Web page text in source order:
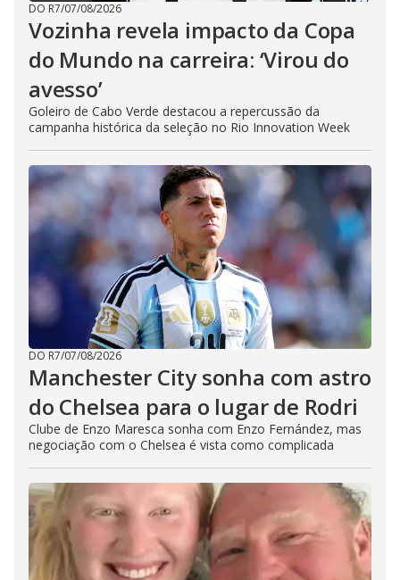
DO R7/07/08/2026
Vozinha revela impacto da Copa
do Mundo na carreira: ‘Virou do
avesso’
Goleiro de Cabo Verde destacou a repercussão da
campanha histórica da seleção no Rio Innovation Week
DO R7/07/08/2026
Manchester City sonha com astro
do Chelsea para o lugar de Rodri
Clube de Enzo Maresca sonha com Enzo Fernández, mas
negociação com o Chelsea é vista como complicada